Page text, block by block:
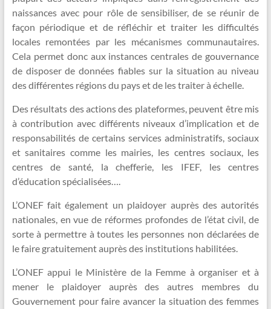
naissances avec pour rôle de sensibiliser, de se réunir de
façon périodique et de réfléchir et traiter les difficultés
locales remontées par les mécanismes communautaires.
Cela permet donc aux instances centrales de gouvernance
de disposer de données fiables sur la situation au niveau
des différentes régions du pays et de les traiter à échelle.
Des résultats des actions des plateformes, peuvent être mis
à contribution avec différents niveaux d’implication et de
responsabilités de certains services administratifs, sociaux
et sanitaires comme les mairies, les centres sociaux, les
centres de santé, la chefferie, les IFEF, les centres
d’éducation spécialisées….
L’ONEF fait également un plaidoyer auprès des autorités
nationales, en vue de réformes profondes de l’état civil, de
sorte à permettre à toutes les personnes non déclarées de
le faire gratuitement auprès des institutions habilitées.
L’ONEF appui le Ministère de la Femme à organiser et à
mener le plaidoyer auprès des autres membres du
Gouvernement pour faire avancer la situation des femmes